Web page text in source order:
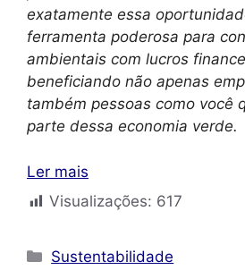
exatamente essa
ferramenta poderosa para
ambientais com lucros
beneficiando não apenas
também pessoas como você
parte dessa economia verde.
Ler mais
Visualizações: 617
Categorias
Sustentabilidade